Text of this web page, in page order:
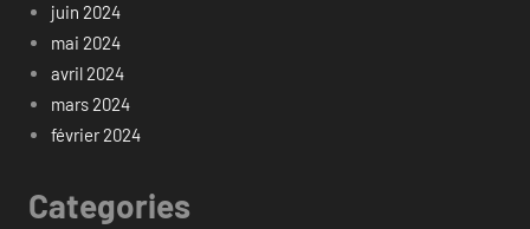
juin 2024
mai 2024
avril 2024
mars 2024
février 2024
Categories